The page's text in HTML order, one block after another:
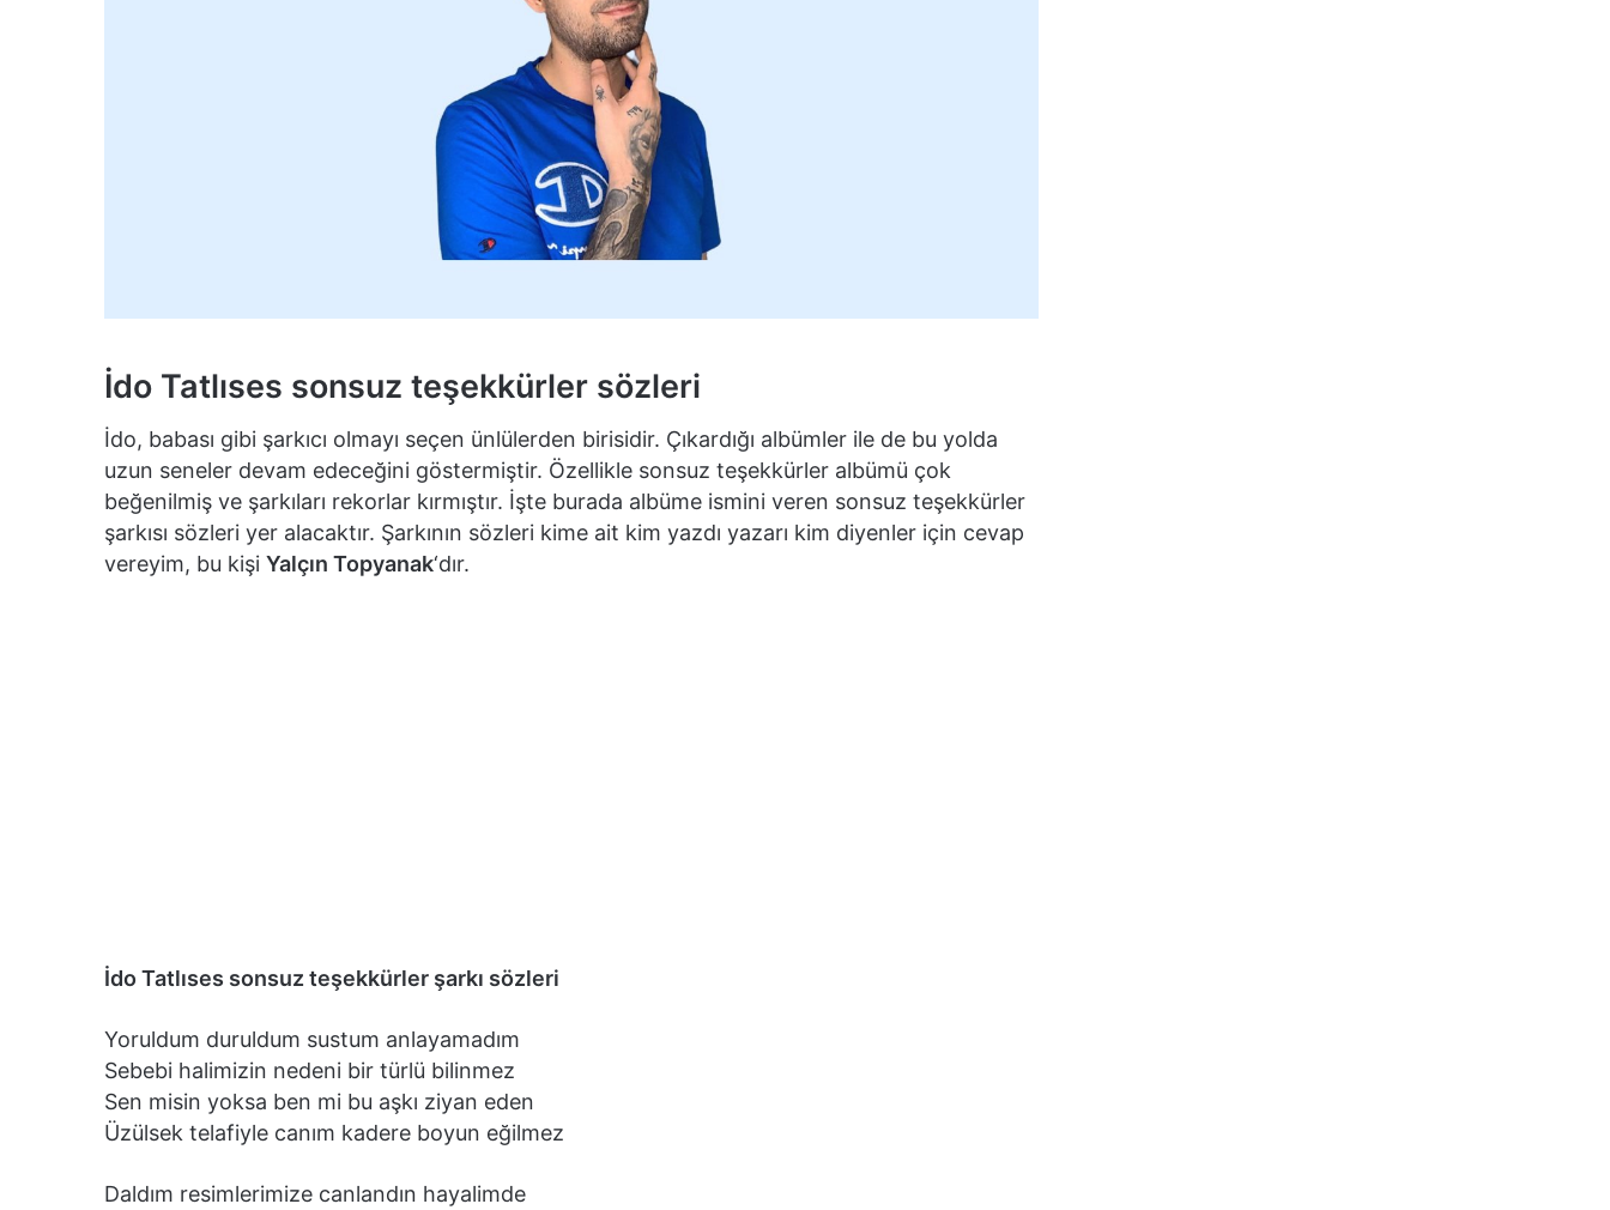
İdo Tatlıses sonsuz teşekkürler sözleri
İdo, babası gibi şarkıcı olmayı seçen ünlülerden birisidir. Çıkardığı albümler ile de bu yolda
uzun seneler devam edeceğini göstermiştir. Özellikle sonsuz teşekkürler albümü çok
beğenilmiş ve şarkıları rekorlar kırmıştır. İşte burada albüme ismini veren sonsuz teşekkürler
şarkısı sözleri yer alacaktır. Şarkının sözleri kime ait kim yazdı yazarı kim diyenler için cevap
vereyim, bu kişi Yalçın Topyanak‘dır.
İdo Tatlıses sonsuz teşekkürler şarkı sözleri
Yoruldum duruldum sustum anlayamadım
Sebebi halimizin nedeni bir türlü bilinmez
Sen misin yoksa ben mi bu aşkı ziyan eden
Üzülsek telafiyle canım kadere boyun eğilmez
Daldım resimlerimize canlandın hayalimde